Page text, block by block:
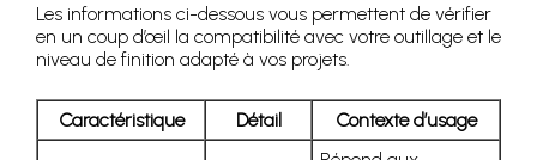
Les informations ci-dessous vous permettent de vérifier
en un coup d’œil la compatibilité avec votre outillage et le
niveau de finition adapté à vos projets.
Caractéristique Détail
Contexte d’usage